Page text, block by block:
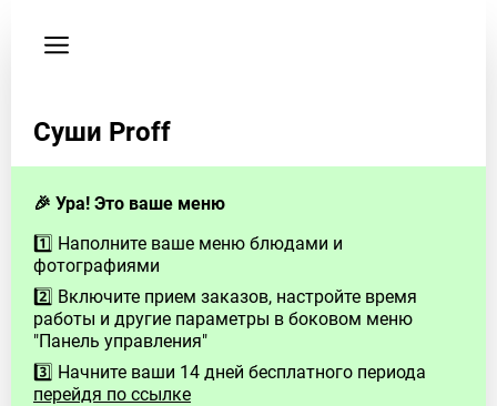
соглашение
89531209112
Суши Proff
🎉 Ура! Это ваше меню
1️⃣ Наполните ваше меню блюдами и
фотографиями
2️⃣ Включите прием заказов, настройте время
работы и другие параметры в боковом меню
"Панель управления"
3️⃣ Начните ваши 14 дней бесплатного периода
перейдя по ссылке